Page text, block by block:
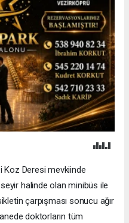
Koz Deresi mevkiinde
halinde olan minibüs ile
çarpışması sonucu ağır
doktorların tüm